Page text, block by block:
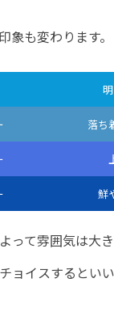
象も変わります。
落ち
鮮
って雰囲気は大
ョイスするといい